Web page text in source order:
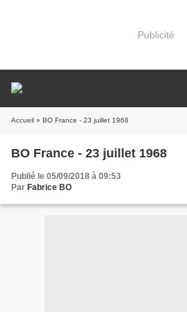
Publicité
Accueil » BO France - 23 juillet 1968
BO France - 23 juillet 1968
Publié le 05/09/2018 à 09:53
Par Fabrice BO